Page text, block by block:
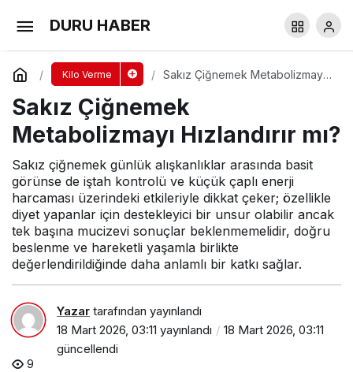
DURU HABER
Kilo Verme
Sakız Çiğnemek Metabolizmayı
Sakız Çiğnemek
Metabolizmayı Hızlandırır mı?
Sakız çiğnemek günlük alışkanlıklar arasında basit
görünse de iştah kontrolü ve küçük çaplı enerji
harcaması üzerindeki etkileriyle dikkat çeker; özellikle
diyet yapanlar için destekleyici bir unsur olabilir ancak
tek başına mucizevi sonuçlar beklenmemelidir, doğru
beslenme ve hareketli yaşamla birlikte
değerlendirildiğinde daha anlamlı bir katkı sağlar.
Yazar tarafından yayınlandı
18 Mart 2026, 03:11 yayınlandı
18 Mart 2026, 03:11
güncellendi
9
Sakız Çiğnemek Metabolizmayı Hızlandırır
mı? Yorum Yap